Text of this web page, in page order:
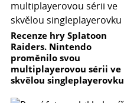
Recenze hry Splatoon
Raiders. Nintendo
proměnilo svou
multiplayerovou sérii ve
skvělou singleplayerovku